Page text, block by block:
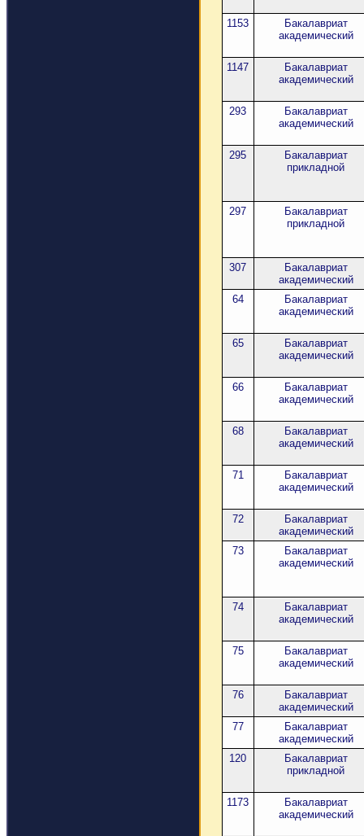
1153
Бакалавриат
академический
1147
Бакалавриат
академический
293
Бакалавриат
академический
295
Бакалавриат
прикладной
297
Бакалавриат
прикладной
307
Бакалавриат
академический
64
Бакалавриат
академический
65
Бакалавриат
академический
66
Бакалавриат
академический
68
Бакалавриат
академический
71
Бакалавриат
академический
72
Бакалавриат
академический
73
Бакалавриат
академический
74
Бакалавриат
академический
75
Бакалавриат
академический
76
Бакалавриат
академический
77
Бакалавриат
академический
120
Бакалавриат
прикладной
1173
Бакалавриат
академический